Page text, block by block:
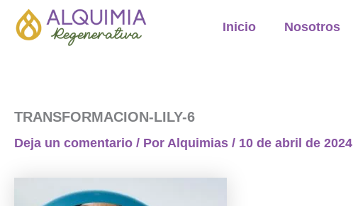
Inicio Nosotros
TRANSFORMACION-LILY-6
Deja un comentario / Por Alquimias / 10 de abril de 2024